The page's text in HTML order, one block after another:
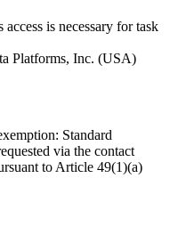
is necessary for task
Platforms, Inc. (USA)
Standard
via the contact
to Article 49(1)(a)